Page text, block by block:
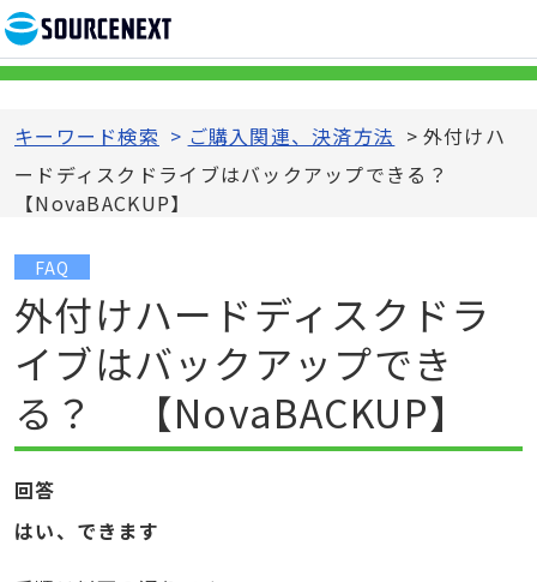
キーワード検索 > ご購入関連、決済方法 > 外付けハ
ードディスクドライブはバックアップできる？
【NovaBACKUP】
FAQ
外付けハードディスクドラ
イブはバックアップでき
る？ 【NovaBACKUP】
回答
はい、できます